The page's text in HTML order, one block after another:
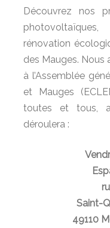
Découvrez nos
rénovation
des Mauges. Nous
à l’Assemblée
et Mauges
toutes et tous,
déroulera :
Saint-
49110